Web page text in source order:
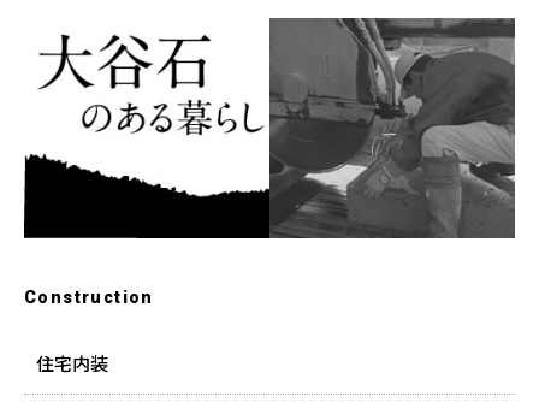
Construction
住宅内装